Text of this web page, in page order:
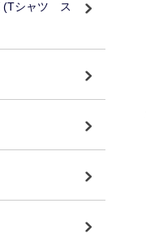
(Tシャツ ス